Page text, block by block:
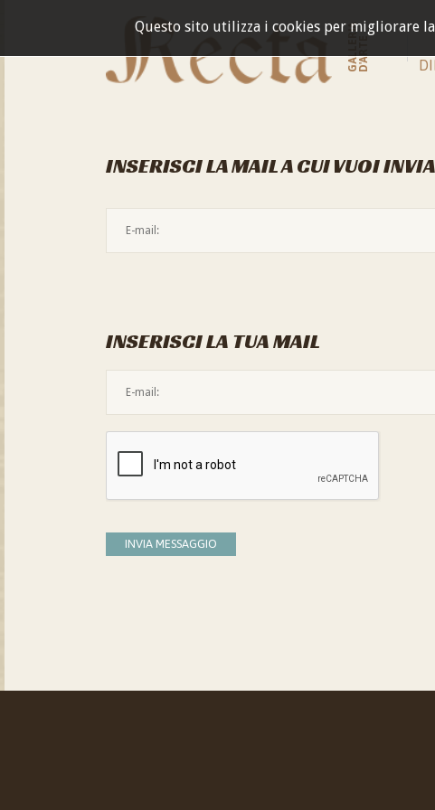
Questo sito utilizza i cookies per migliorare
GALLERIAD'ARTE
INSERISCI LA MAIL A CUI VUOI
INSERISCI LA TUA MAIL
INVIA MESSAGGIO